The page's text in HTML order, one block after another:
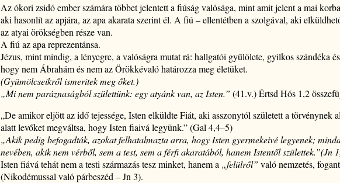
Az ókori zsidó ember számára többet jelentett a fiúság valósága, mint amit jelent a mai
aki hasonlít az apjára, az apa akarata szerint él. A fiú – ellentétben a szolgával, aki
az atyai örökségben része van.
A fiú az apa reprezentánsa.
Jézus, mint mindig, a lényegre, a valóságra mutat rá: hallgatói gyűlölete, gyilkos szándéka
hogy nem Ábrahám és nem az Örökkévaló határozza meg életüket.
(Gyümölcseikről ismeritek meg őket.)
„Mi nem paráznaságból születtünk: egy atyánk van, az Isten.” (41.v.) Értsd Hós 1,2
„De amikor eljött az idő tejessége, Isten elküldte Fiát, aki asszonytól született a törvénynek
alatt levőket megváltsa, hogy Isten fiaivá legyünk.” (Gal 4,4–5)
„Akik pedig befogadták, azokat felhatalmazta arra, hogy Isten gyermekeivé legyenek;
nevében, akik nem vérből, sem a test, sem a férfi akaratából, hanem Istentől születtek.”(Jn
Isten fiává tehát nem a testi származás tesz minket, hanem a „felülről” való nemzetés,
(Nikodémussal való párbeszéd – Jn 3).